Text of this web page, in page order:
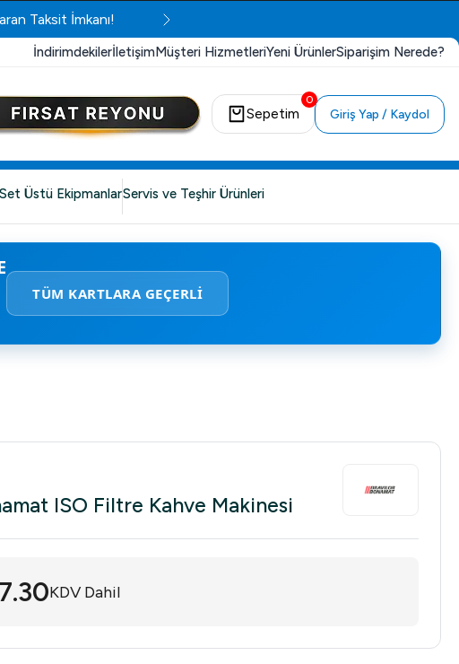
İndirimdekilerİletişimMüşteri HizmetleriYeni ÜrünlerSiparişim Nerede?
0
Sepetim Giriş Yap / Kaydol
Set Üstü EkipmanlarServis ve Teşhir Ürünleri
TÜM KARTLARA GEÇERLİ
ISO Filtre Kahve Makinesi
KDV Dahil